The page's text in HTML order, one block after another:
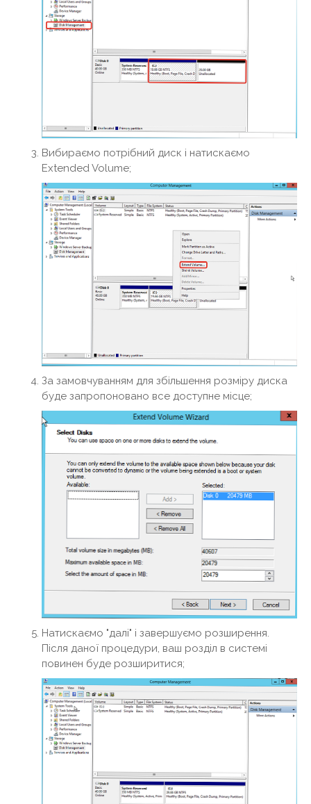
Вибираємо потрібний диск і натискаємо
Extended Volume;
За замовчуванням для збільшення розміру диска
буде запропоновано все доступне місце;
Натискаємо "далі" і завершуємо розширення.
Після даної процедури, ваш розділ в системі
повинен буде розширитися;